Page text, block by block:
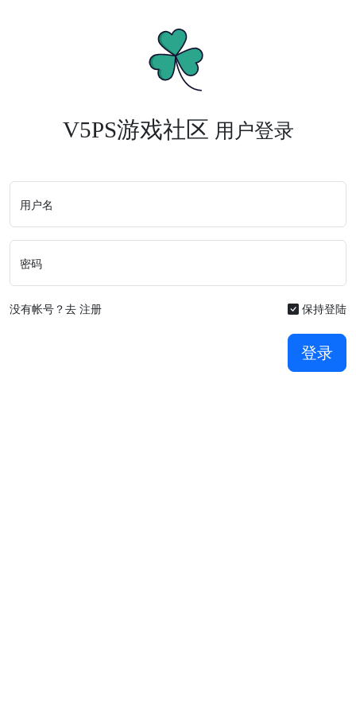
V5PS游戏社区 用户登录
用户名
密码
没有帐号？去 注册 保持登陆
登录